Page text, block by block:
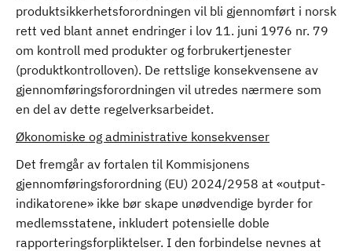
produktsikkerhetsforordningen vil bli gjennomført i norsk
rett ved blant annet endringer i lov 11. juni 1976 nr. 79
om kontroll med produkter og forbrukertjenester
(produktkontrolloven). De rettslige konsekvensene av
gjennomføringsforordningen vil utredes nærmere som
en del av dette regelverksarbeidet.
Økonomiske og administrative konsekvenser
Det fremgår av fortalen til Kommisjonens
gjennomføringsforordning (EU) 2024/2958 at «output-
indikatorene» ikke bør skape unødvendige byrder for
medlemsstatene, inkludert potensielle doble
rapporteringsforpliktelser. I den forbindelse nevnes at